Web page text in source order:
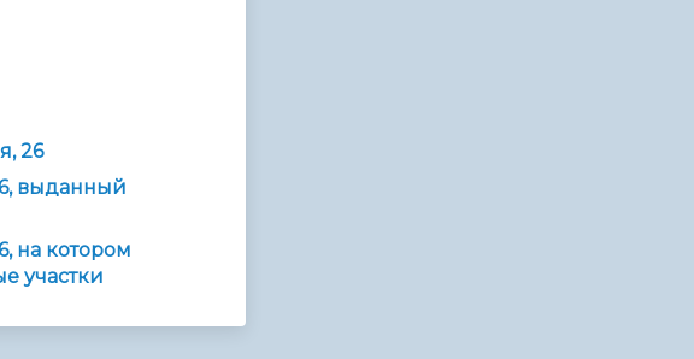
26
выданный
на котором
участки